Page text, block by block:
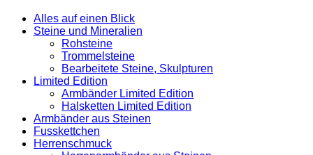
Alles auf einen Blick
Steine und Mineralien
Rohsteine
Trommelsteine
Bearbeitete Steine, Skulpturen
Limited Edition
Armbänder Limited Edition
Halsketten Limited Edition
Armbänder aus Steinen
Fusskettchen
Herrenschmuck